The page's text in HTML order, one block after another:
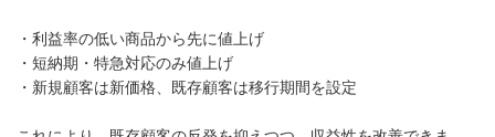
・利益率の低い商品から先に値上げ
・短納期・特急対応のみ値上げ
・新規顧客は新価格、既存顧客は移行期間を設定